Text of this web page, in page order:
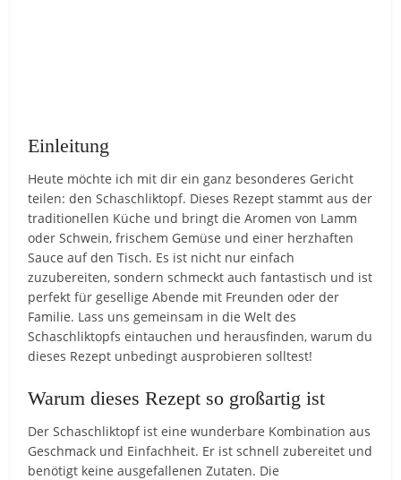
Einleitung
Heute möchte ich mit dir ein ganz besonderes Gericht
teilen: den Schaschliktopf. Dieses Rezept stammt aus der
traditionellen Küche und bringt die Aromen von Lamm
oder Schwein, frischem Gemüse und einer herzhaften
Sauce auf den Tisch. Es ist nicht nur einfach
zuzubereiten, sondern schmeckt auch fantastisch und ist
perfekt für gesellige Abende mit Freunden oder der
Familie. Lass uns gemeinsam in die Welt des
Schaschliktopfs eintauchen und herausfinden, warum du
dieses Rezept unbedingt ausprobieren solltest!
Warum dieses Rezept so großartig ist
Der Schaschliktopf ist eine wunderbare Kombination aus
Geschmack und Einfachheit. Er ist schnell zubereitet und
benötigt keine ausgefallenen Zutaten. Die